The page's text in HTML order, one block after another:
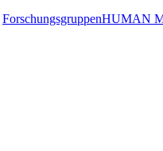
ForschungsgruppenHUMAN